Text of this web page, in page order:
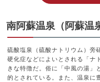
南阿蘇温泉（阿蘇温
硫酸塩泉（硫酸ナトリウム）旁
硬化症などによいとされる「ナ
きな特徴だ。俗に「中風の湯」
的とされている。また、温泉に